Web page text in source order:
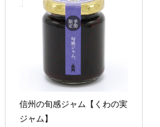
信州の旬感ジャム【くわの実
ジャム】